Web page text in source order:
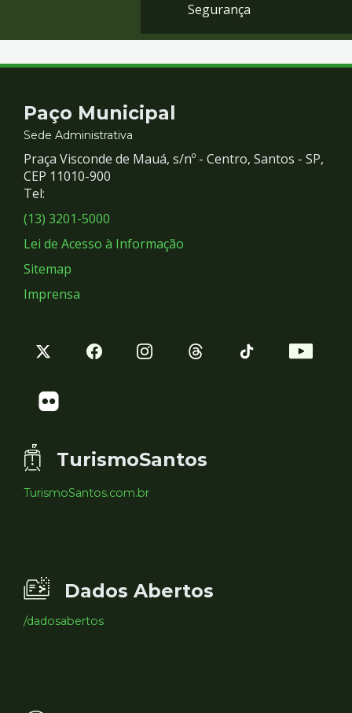
Segurança
Contato
e
Redes
Sociais
Paço Municipal
Sede Administrativa
Praça Visconde de Mauá, s/nº - Centro, Santos - SP,
CEP 11010-900
Tel:
(13) 3201-5000
Lei de Acesso à Informação
Sitemap
Imprensa
TurismoSantos
TurismoSantos.com.br
Dados Abertos
/dadosabertos